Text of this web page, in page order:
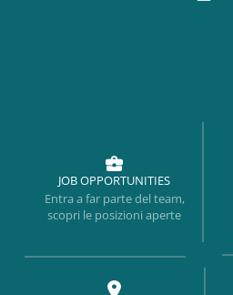
JOB OPPORTUNITIES
Entra a far parte del team,
scopri le posizioni aperte